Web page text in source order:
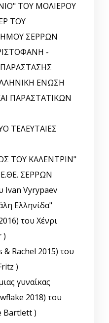
ΤΟΥ ΜΟΛΙΕΡΟΥ
ΤΟΥ
ΣΕΡΡΩΝ
-
EΝΩΣΗ
ΠΑΡΑΣΤΑΤΙΚΩΝ
ΤΕΛΕΥΤΑΙΕΣ
ΤΟΥ ΚΑΛΕΝΤΡΙΝ"
ΣΕΡΡΩΝ
Vyrypaev
Ελληνίδα"
του Χένρι
)
& Rachel 2015) του
)
γυναίκας
2018) του
Bartlett )